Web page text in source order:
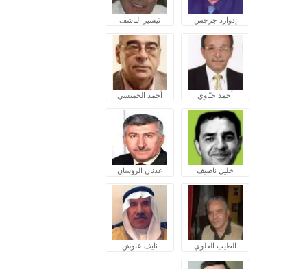
إدوارد جرجس تيسير الناشف
أحمد ختّاوي أحمد الخميسي
خليل ناصيف عدنان الروسان
الطيب العلوي نايف عبوش